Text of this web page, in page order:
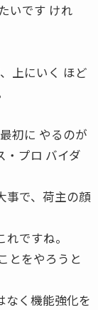
いです けれ
上にいく ほど
初に やるのが
・プロ バイダ
事で、荷主の顔
ですね。
とをやろうと
なく機能強化を